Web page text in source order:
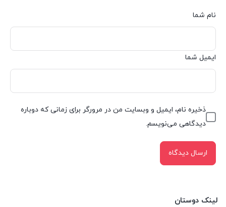
لینک دوستان
نام شما
ایمیل شما
ذخیره نام، ایمیل و وبسایت من در مرورگر برای زمانی که دوباره
دیدگاهی می‌نویسم.